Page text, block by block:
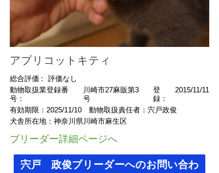
アプリコットキティ
総合評価 :
評価なし
動物取扱業登録番
号：
川崎市27麻販第3
号
登
録：
2015/11/11
有効期限： 2025/11/10 動物取扱責任者： 宍戸政俊
犬舎所在地： 神奈川県川崎市麻生区
ブリーダー詳細ページへ
宍戸 政俊ブリーダーへのお問い合わ